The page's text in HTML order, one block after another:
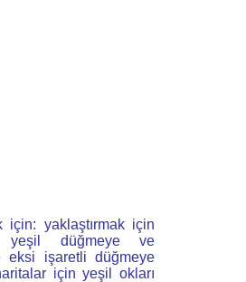
için: yaklaştırmak için
yeşil düğmeye ve
eksi işaretli düğmeye
için yeşil okları